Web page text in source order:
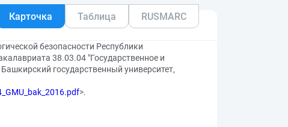
Карточка Таблица RUSMARC
безопасности Республики
38.03.04 "Государственное и
государственный университет,
>.